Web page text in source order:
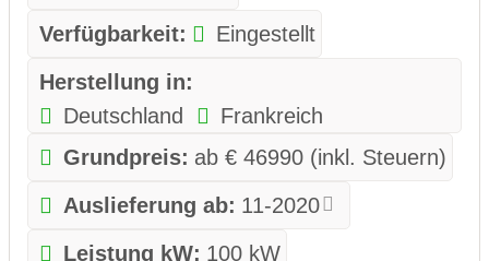
Verfügbarkeit:
Eingestellt
Herstellung in:
Deutschland
Frankreich
Grundpreis: ab € 46990 (inkl. Steuern)
Auslieferung ab: 11-2020
Leistung kW: 100 kW